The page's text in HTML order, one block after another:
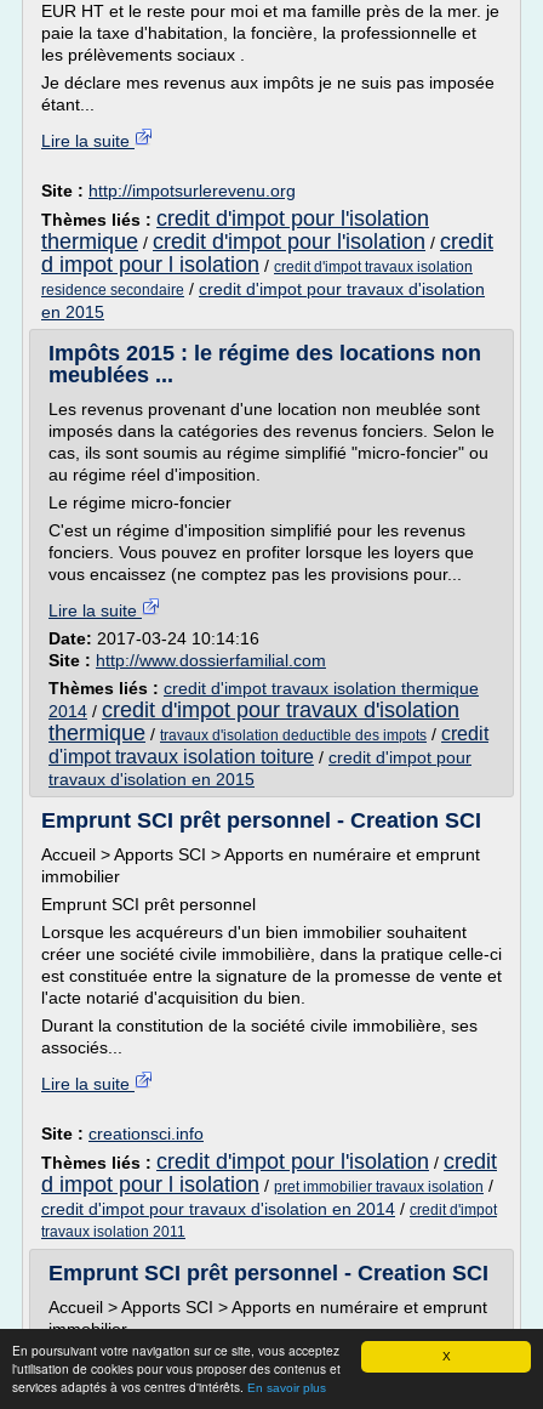
X
En poursuivant votre navigation sur ce site, vous acceptez
l'utilisation de cookies pour vous proposer des contenus et
services adaptés à vos centres d'intérêts. En savoir plus
EUR HT et le reste pour moi et ma famille près de la mer. je
paie la taxe d'habitation, la foncière, la professionnelle et
les prélèvements sociaux .
Je déclare mes revenus aux impôts je ne suis pas imposée
étant...
Lire la suite
Site : http://impotsurlerevenu.org
Thèmes liés : credit d'impot pour l'isolation
thermique / credit d'impot pour l'isolation / credit
d impot pour l isolation / credit d'impot travaux isolation
residence secondaire / credit d'impot pour travaux d'isolation
en 2015
Impôts 2015 : le régime des locations non
meublées ...
Les revenus provenant d'une location non meublée sont
imposés dans la catégories des revenus fonciers. Selon le
cas, ils sont soumis au régime simplifié "micro-foncier" ou
au régime réel d'imposition.
Le régime micro-foncier
C'est un régime d'imposition simplifié pour les revenus
fonciers. Vous pouvez en profiter lorsque les loyers que
vous encaissez (ne comptez pas les provisions pour...
Lire la suite
Date: 2017-03-24 10:14:16
Site : http://www.dossierfamilial.com
Thèmes liés : credit d'impot travaux isolation thermique
2014 / credit d'impot pour travaux d'isolation
thermique / travaux d'isolation deductible des impots / credit
d'impot travaux isolation toiture / credit d'impot pour
travaux d'isolation en 2015
Emprunt SCI prêt personnel - Creation SCI
Accueil > Apports SCI > Apports en numéraire et emprunt
immobilier
Emprunt SCI prêt personnel
Lorsque les acquéreurs d'un bien immobilier souhaitent
créer une société civile immobilière, dans la pratique celle-ci
est constituée entre la signature de la promesse de vente et
l'acte notarié d'acquisition du bien.
Durant la constitution de la société civile immobilière, ses
associés...
Lire la suite
Site : creationsci.info
Thèmes liés : credit d'impot pour l'isolation / credit
d impot pour l isolation / pret immobilier travaux isolation /
credit d'impot pour travaux d'isolation en 2014 / credit d'impot
travaux isolation 2011
Emprunt SCI prêt personnel - Creation SCI
Accueil > Apports SCI > Apports en numéraire et emprunt
immobilier
Emprunt SCI prêt personnel
Lorsque les acquéreurs d'un bien immobilier souhaitent